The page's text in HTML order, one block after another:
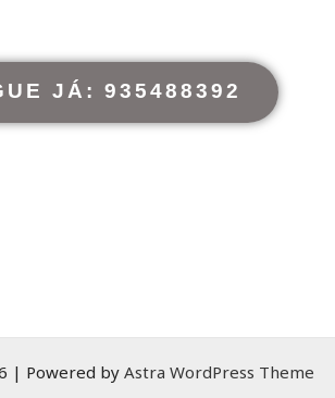
JÁ: 935488392
| Powered by Astra WordPress Theme